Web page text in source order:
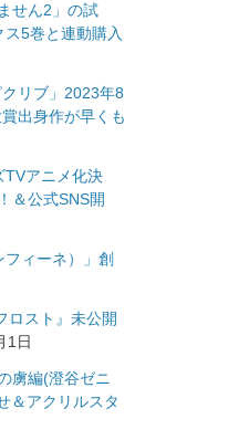
せん2」の試
5巻と連動購入
リブ」2023年8
出身作が早くも
TVアニメ化決
＆公式SNS開
ィーネ）」創
ロスト』未公開
1日
虜編(澄谷ゼニ
＆アクリルスタ